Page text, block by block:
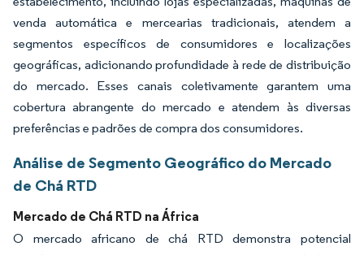
venda automática e mercearias tradicionais, atendem a
segmentos específicos de consumidores e localizações
geográficas, adicionando profundidade à rede de distribuição
do mercado. Esses canais coletivamente garantem uma
cobertura abrangente do mercado e atendem às diversas
preferências e padrões de compra dos consumidores.
Análise de Segmento Geográfico do Mercado
de Chá RTD
Mercado de Chá RTD na África
O mercado africano de chá RTD demonstra potencial